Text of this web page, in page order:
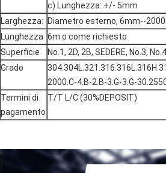
c) Lunghezza: +/- 5mm
Larghezza:
Diametro esterno, 6mm--
Lunghezza 6m o come richiesto
Superficie
No.1, 2D, 2B, SEDERE, No.3,
Grado
2000.C-4.B-2.B-3.G-3.G-
Termini di
pagamento
T/T L/C (30%DEPOSIT)